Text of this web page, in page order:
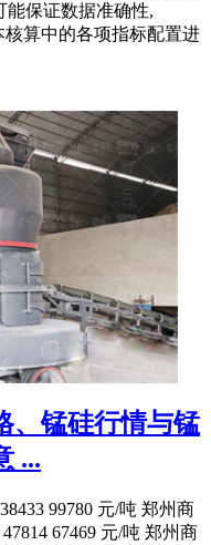
能保证数据准确性,
核算中的各项指标配置进
、锰硅行情与锰
...
99780 元/吨 郑州商
67469 元/吨 郑州商